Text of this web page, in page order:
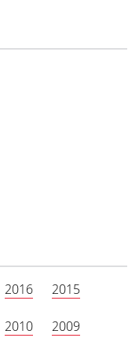
2016 2015
2010 2009